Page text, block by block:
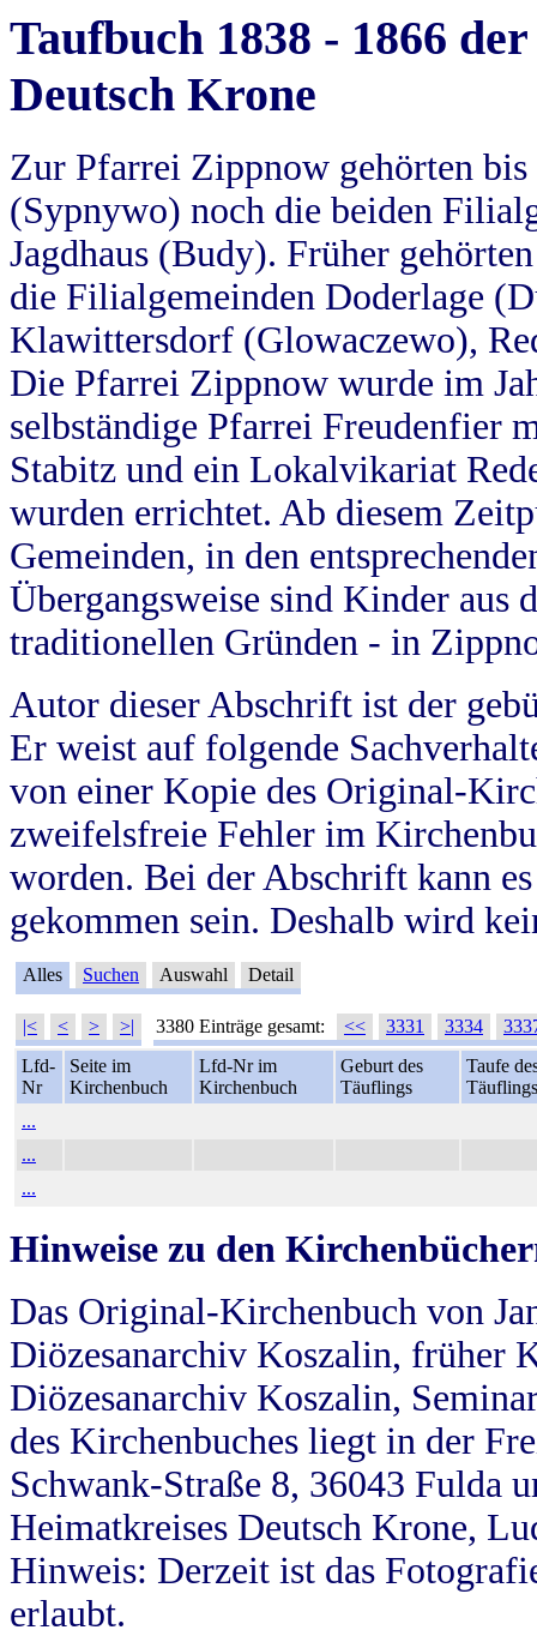
Taufbuch 1838 - 1866
Deutsch Krone
Zur Pfarrei Zippnow gehörten
(Sypnywo) noch die beiden
Jagdhaus (Budy). Früher
die Filialgemeinden Doderlage
Klawittersdorf (Glowaczewo),
Die Pfarrei Zippnow wurde im
selbständige Pfarrei Freudenfier
Stabitz und ein Lokalvikariat
wurden errichtet. Ab diesem
Gemeinden, in den
Übergangsweise sind Kinder aus
traditionellen Gründen - in
Autor dieser Abschrift ist der
Er weist auf folgende
von einer Kopie des Original-
zweifelsfreie Fehler im
worden. Bei der Abschrift kann
gekommen sein. Deshalb wird
Alles Suchen Auswahl Detail
|< < > >| 3380 Einträge gesamt: << 3331 3334
Lfd-
Nr
Seite im
Kirchenbuch
Lfd-Nr im
Kirchenbuch
Geburt des
Täuflings
Taufe
Täuflings
...
...
...
Hinweise zu den
Das Original-Kirchenbuch von
Diözesanarchiv Koszalin, früher
Diözesanarchiv Koszalin,
des Kirchenbuches liegt in der
Schwank-Straße 8, 36043 Fulda
Heimatkreises Deutsch Krone,
Hinweis: Derzeit ist das
erlaubt.